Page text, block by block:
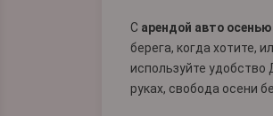
С арендой авто осенью
берега, когда хотите,
используйте удобство
руках, свобода осени